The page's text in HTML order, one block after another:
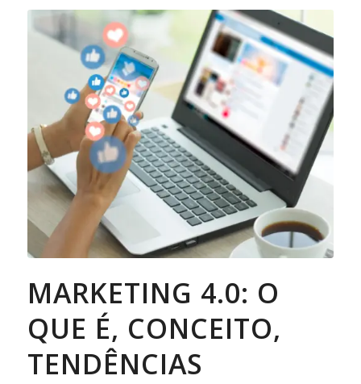
MARKETING 4.0: O
QUE É, CONCEITO,
TENDÊNCIAS